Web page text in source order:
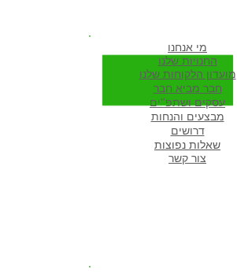
מי אנחנו
החנויות שלנו
מועדון הלקוחות שלנו
חבר מביא חבר
עסקים ושתפ''ים
מבצעים והנחות
דרושים
שאלות נפוצות
צור קשר